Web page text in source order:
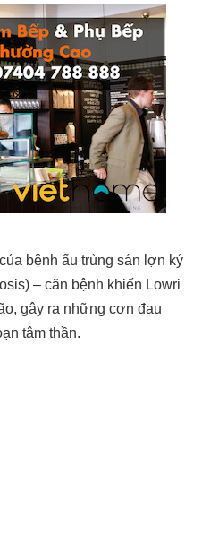
bệnh ấu trùng sán lợn ký
– căn bệnh khiến Lowri
gây ra những cơn đau
tâm thần.